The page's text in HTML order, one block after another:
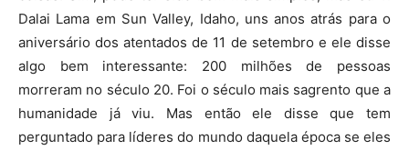
Dalai Lama em Sun Valley, Idaho, uns anos atrás para o
aniversário dos atentados de 11 de setembro e ele disse
algo bem interessante: 200 milhões de pessoas
morreram no século 20. Foi o século mais sagrento que a
humanidade já viu. Mas então ele disse que tem
perguntado para líderes do mundo daquela época se eles